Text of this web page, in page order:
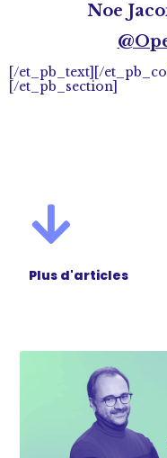
Noe
[/et_pb_text][/
[/et_pb_section]
Plus d'articles